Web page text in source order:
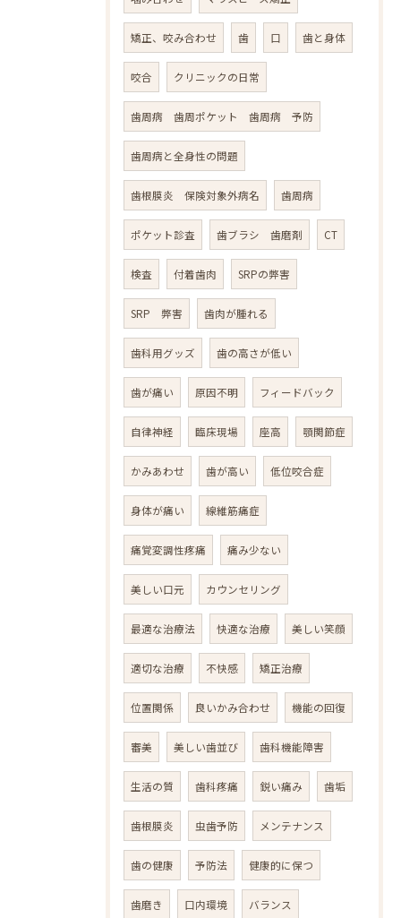
矯正、咬み合わせ 歯 口 歯と身体
咬合 クリニックの日常
歯周病 歯周ポケット 歯周病 予防
歯周病と全身性の問題
歯根膜炎 保険対象外病名 歯周病
ポケット診査 歯ブラシ 歯磨剤 CT
検査 付着歯肉 SRPの弊害
SRP 弊害 歯肉が腫れる
歯科用グッズ 歯の高さが低い
歯が痛い 原因不明 フィードバック
自律神経 臨床現場 座高 顎関節症
かみあわせ 歯が高い 低位咬合症
身体が痛い 線維筋痛症
痛覚変調性疼痛 痛み少ない
美しい口元 カウンセリング
最適な治療法 快適な治療 美しい笑顔
適切な治療 不快感 矯正治療
位置関係 良いかみ合わせ 機能の回復
審美 美しい歯並び 歯科機能障害
生活の質 歯科疼痛 鋭い痛み 歯垢
歯根膜炎 虫歯予防 メンテナンス
歯の健康 予防法 健康的に保つ
歯磨き 口内環境 バランス